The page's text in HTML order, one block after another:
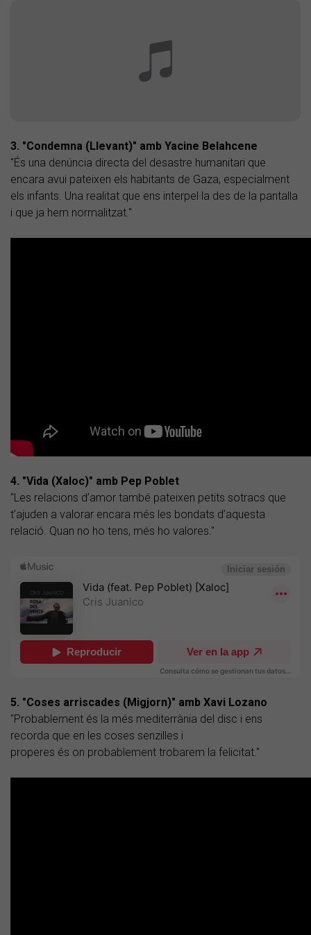
3. "Condemna (Llevant)" amb Yacine Belahcene
"És una denúncia directa del desastre humanitari que
encara avui pateixen els habitants de Gaza, especialment
els infants. Una realitat que ens interpel·la des de la pantalla
i que ja hem normalitzat."
4. "Vida (Xaloc)" amb Pep Poblet
"Les relacions d’amor també pateixen petits sotracs que
t’ajuden a valorar encara més les bondats d’aquesta
relació. Quan no ho tens, més ho valores."
5. "Coses arriscades (Migjorn)" amb Xavi Lozano
"Probablement és la més mediterrània del disc i ens
recorda que en les coses senzilles i
properes és on probablement trobarem la felicitat."